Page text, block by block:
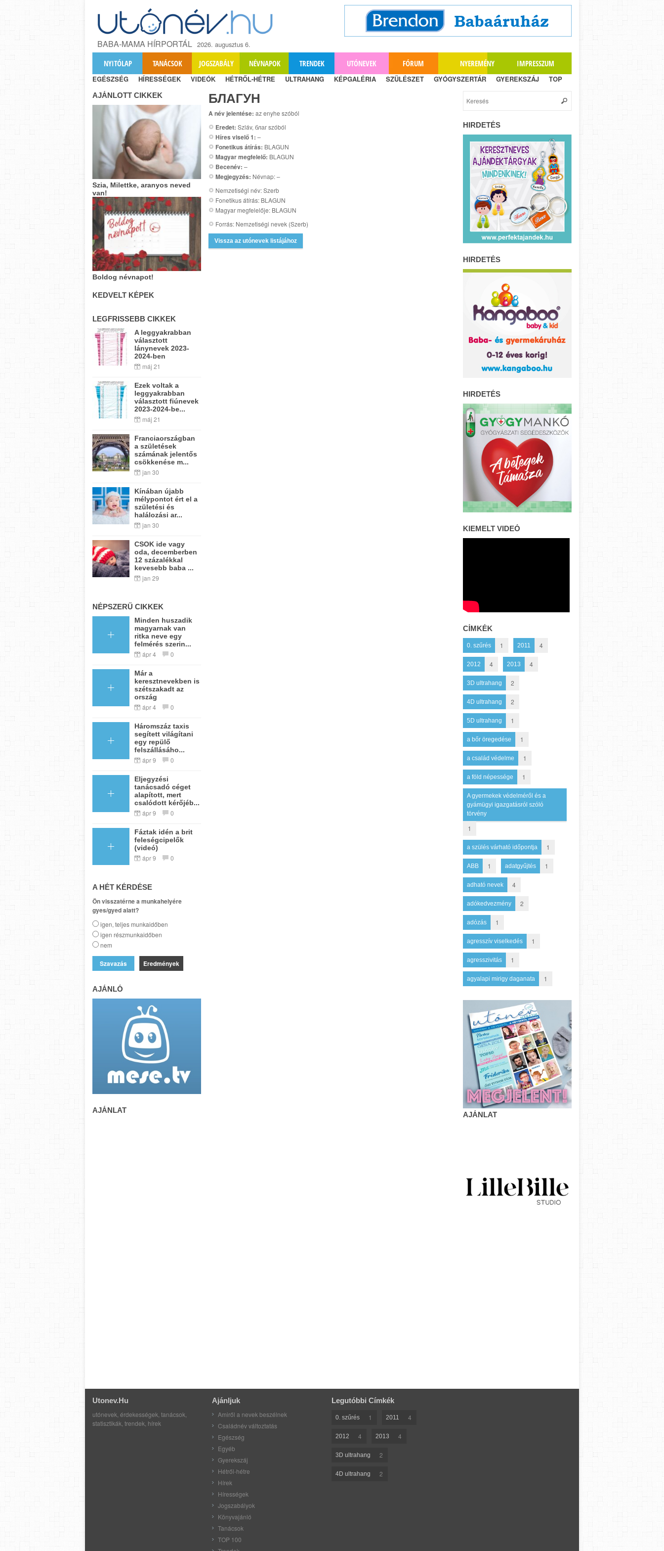
BABA-MAMA HÍRPORTÁL 2026. augusztus 6.
NYITÓLAP TANÁCSOK JOGSZABÁLY NÉVNAPOK TRENDEK UTÓNEVEK FÓRUM NYEREMÉNY IMPRESSZUM
EGÉSZSÉG HÍRESSÉGEK VIDEÓK HÉTRŐL-HÉTRE ULTRAHANG KÉPGALÉRIA SZÜLÉSZET GYÓGYSZERTÁR GYEREKSZÁJ TOP
БЛАГУН
A név jelentése: az enyhe szóból
Eredet: Szláv, благ szóból
Híres viselő 1: –
Fonetikus átírás: BLAGUN
Magyar megfelelő: BLAGUN
Becenév: –
Megjegyzés: Névnap: –
Nemzetiségi név: Szerb
Fonetikus átírás: BLAGUN
Magyar megfelelője: BLAGUN
Forrás: Nemzetiségi nevek (Szerb)
Vissza az utónevek listájához
AJÁNLOTT CIKKEK
Szia, Milettke, aranyos neved
van!
Boldog névnapot!
KEDVELT KÉPEK
LEGFRISSEBB CIKKEK
A leggyakrabban
választott
lánynevek 2023-
2024-ben
máj 21
Ezek voltak a
leggyakrabban
választott fiúnevek
2023-2024-be...
máj 21
Franciaországban
a születések
számának jelentős
csökkenése m...
jan 30
Kínában újabb
mélypontot ért el a
születési és
halálozási ar...
jan 30
CSOK ide vagy
oda, decemberben
12 százalékkal
kevesebb baba ...
jan 29
NÉPSZERŰ CIKKEK
Minden huszadik
magyarnak van
ritka neve egy
felmérés szerin...
ápr 4 0
Már a
keresztnevekben is
szétszakadt az
ország
ápr 4 0
Háromszáz taxis
segített világítani
egy repülő
felszállásáho...
ápr 9 0
Eljegyzési
tanácsadó céget
alapított, mert
csalódott kérőjéb...
ápr 9 0
Fáztak idén a brit
feleségcipelők
(videó)
ápr 9 0
A HÉT KÉRDÉSE
Ön visszatérne a munkahelyére
gyes/gyed alatt?
igen, teljes munkaidőben
igen részmunkaidőben
nem
Eredmények
AJÁNLÓ
AJÁNLAT
HIRDETÉS
HIRDETÉS
HIRDETÉS
KIEMELT VIDEÓ
CÍMKÉK
0. szűrés 1 2011 4
2012 4 2013 4
3D ultrahang 2
4D ultrahang 2
5D ultrahang 1
a bőr öregedése 1
a család védelme 1
a föld népessége 1
A gyermekek védelméről és a
gyámügyi igazgatásról szóló
törvény
1
a szülés várható időpontja 1
ABB 1 adatgyűjtés 1
adható nevek 4
adókedvezmény 2
adózás 1
agresszív viselkedés 1
agresszivitás 1
agyalapi mirigy daganata 1
AJÁNLAT
Utonev.hu
utónevek, érdekességek, tanácsok,
statisztikák, trendek, hírek
Ajánljuk
Amiről a nevek beszélnek
Családnév változtatás
Egészség
Egyéb
Gyerekszáj
Hétről-hétre
Hírek
Hírességek
Jogszabályok
Könyvajánló
Tanácsok
TOP 100
Legutóbbi Címkék
0. szűrés 1 2011 4
2012 4 2013 4
3D ultrahang 2
4D ultrahang 2